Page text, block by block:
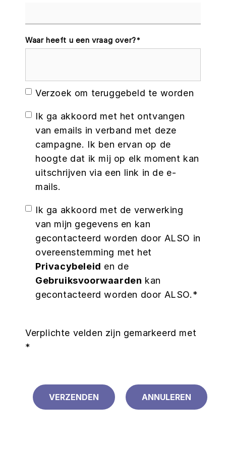
Waar heeft u een vraag over?*
Verzoek om teruggebeld te worden
Ik ga akkoord met het ontvangen
van emails in verband met deze
campagne. Ik ben ervan op de
hoogte dat ik mij op elk moment kan
uitschrijven via een link in de e-
mails.
Ik ga akkoord met de verwerking
van mijn gegevens en kan
gecontacteerd worden door ALSO in
overeenstemming met het
Privacybeleid en de
Gebruiksvoorwaarden kan
gecontacteerd worden door ALSO.*
Verplichte velden zijn gemarkeerd met
*